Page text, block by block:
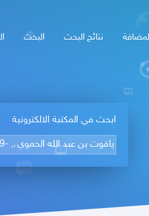
البحث نتائج البحث
ابحث في المكتبة الالكترونية